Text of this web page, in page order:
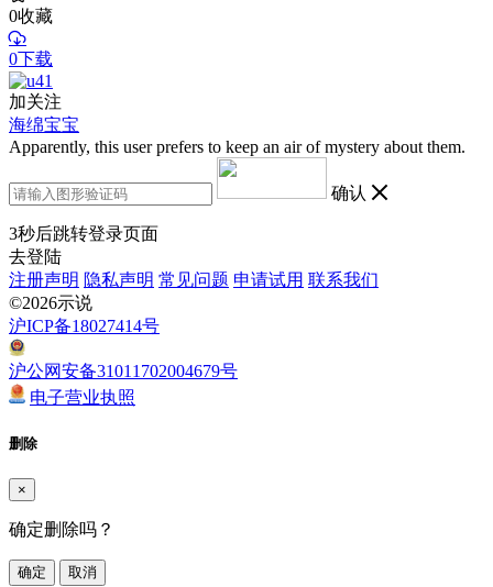
0收藏
0下载
加关注
海绵宝宝
Apparently, this user prefers to keep an air of mystery about them.
确认
3秒后跳转登录页面
去登陆
注册声明 隐私声明 常见问题 申请试用 联系我们
©2026示说
沪ICP备18027414号
沪公网安备31011702004679号
电子营业执照
删除
×
确定删除吗？
确定 取消